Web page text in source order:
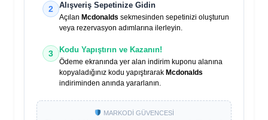
2 Alışveriş Sepetinize Gidin
Açılan Mcdonalds sekmesinden sepetinizi oluşturun
veya rezervasyon adımlarına ilerleyin.
3 Kodu Yapıştırın ve Kazanın!
Ödeme ekranında yer alan indirim kuponu alanına
kopyaladığınız kodu yapıştırarak Mcdonalds
indiriminden anında yararlanın.
MARKODİ GÜVENCESİ